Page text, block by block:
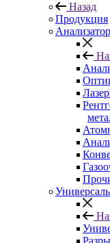
Назад
Продукция